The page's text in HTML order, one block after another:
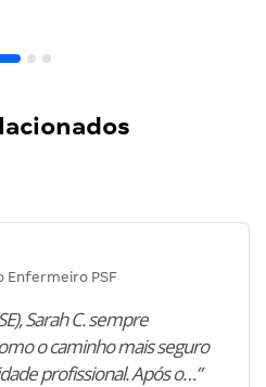
Enfermeiro PSF
Sarah C. sempre
o caminho mais seguro
profissional. Após o…”